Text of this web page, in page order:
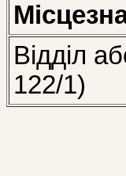
Відділ
122/1)